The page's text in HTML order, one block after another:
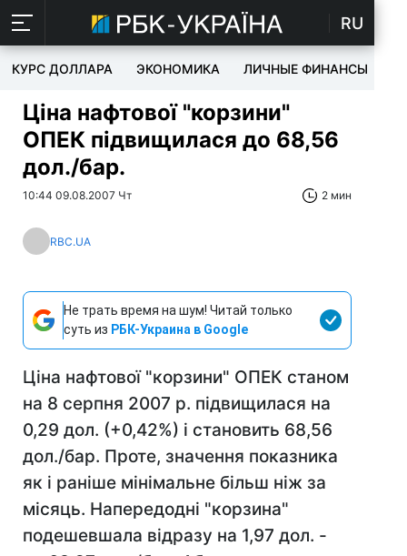
RU
КУРС ДОЛЛАРА ЭКОНОМИКА ЛИЧНЫЕ ФИНАНСЫ
Ціна нафтової "корзини"
ОПЕК підвищилася до 68,56
дол./бар.
10:44 09.08.2007 Чт 2 мин
RBC.UA
Не трать время на шум! Читай только
суть из РБК-Украина в Google
Ціна нафтової "корзини" ОПЕК станом
на 8 серпня 2007 р. підвищилася на
0,29 дол. (+0,42%) і становить 68,56
дол./бар. Проте, значення показника
як і раніше мінімальне більш ніж за
місяць. Напередодні "корзина"
подешевшала відразу на 1,97 дол. -